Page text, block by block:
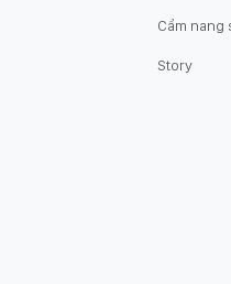
Cẩm nang
Story